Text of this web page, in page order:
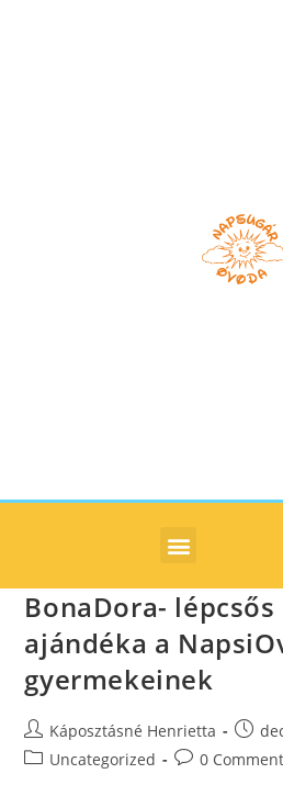
BonaDora-
ajándéka a
gyermekeinek
Káposztásné Henrietta
Uncategorized
0